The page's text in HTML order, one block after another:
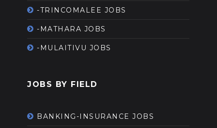
-TRINCOMALEE JOBS
-MATHARA JOBS
-MULAITIVU JOBS
JOBS BY FIELD
BANKING-INSURANCE JOBS